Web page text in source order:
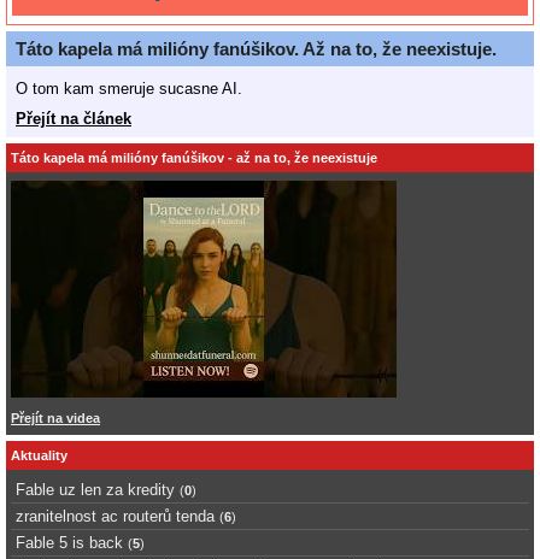
Táto kapela má milióny fanúšikov. Až na to, že neexistuje.
O tom kam smeruje sucasne AI.
Přejít na článek
Táto kapela má milióny fanúšikov - až na to, že neexistuje
Přejít na videa
Aktuality
Fable uz len za kredity (0)
zranitelnost ac routerů tenda (6)
Fable 5 is back (5)